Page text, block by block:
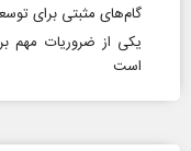
گام‌های مثبتی برای
یکی از ضروریات مهم
است